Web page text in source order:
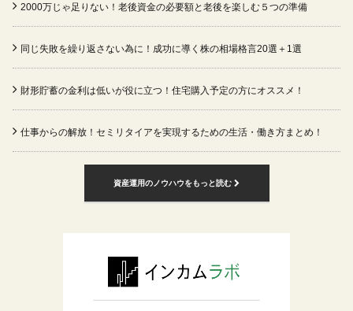
2000万じゃ足りない！老後資金の必要額と老後を楽しむ５つの準備
同じ失敗を繰り返さない為に！成功に導く株の相場格言20選＋1選
財形貯蓄の金利は低いが役に立つ！住宅購入予定の方にオススメ！
仕事からの解放！セミリタイアを実現するための生活・働き方まとめ！
資産運用のノウハウをもっと読む